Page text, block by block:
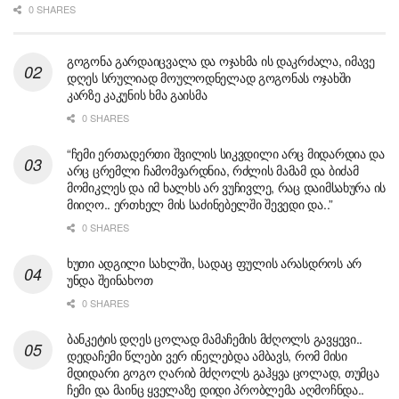
0 SHARES
გოგონა გარდაიცვალა და ოჯახმა ის დაკრძალა, იმავე
დღეს სრულიად მოულოდნელად გოგონას ოჯახში
კარზე კაკუნის ხმა გაისმა
0 SHARES
“ჩემი ერთადერთი შვილის სიკვდილი არც მიდარდია და
არც ცრემლი ჩამომვარდნია, რძლის მამამ და ბიძამ
მომიკლეს და იმ ხალხს არ ვუჩივლე, რაც დაიმსახურა ის
მიიღო.. ერთხელ მის საძინებელში შევედი და..”
0 SHARES
ხუთი ადგილი სახლში, სადაც ფულის არასდროს არ
უნდა შეინახოთ
0 SHARES
ბანკეტის დღეს ცოლად მამაჩემის მძღოლს გავყევი..
დედაჩემი წლები ვერ ინელებდა ამბავს, რომ მისი
მდიდარი გოგო ღარიბ მძღოლს გაჰყვა ცოლად, თუმცა
ჩემი და მაინც ყველაზე დიდი პრობლემა აღმოჩნდა..